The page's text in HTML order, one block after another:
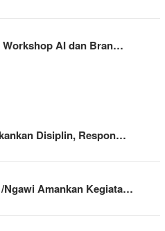
AI dan Bran…
Disiplin, Respon…
Ngawi Amankan Kegiata…